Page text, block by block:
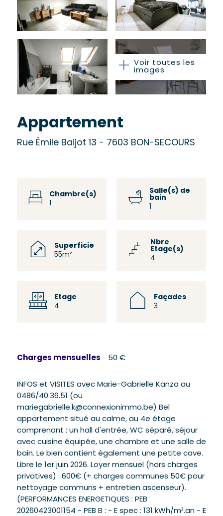
Voir toutes les
images
Appartement
Rue Émile Baijot 13 - 7603 BON-SECOURS
Chambre(s)
Salle(s) de
bain
Superficie
55m²
Nbre
Etage(s)
4
Etage
4
Façades
3
Charges mensuelles 50 €
INFOS et VISITES avec Marie-Gabrielle Kanza au
0486/40.36.51 (ou
mariegabrielle.k@connexionimmo.be) Bel
appartement situé au calme, au 4e étage
comprenant : un hall d'entrée, WC séparé, séjour
avec cuisine équipée, une chambre et une salle de
bain. Le bien contient également une petite cave.
Libre le 1er juin 2026. Loyer mensuel (hors charges
privatives) : 600€ (+ charges communes 50€ pour
nettoyage communs + entretien ascenseur).
(PERFORMANCES ENERGETIQUES : PEB
20260423001154 - PEB B : - E spec : 131 kWh/m².an - E